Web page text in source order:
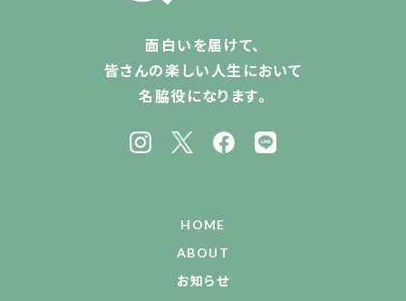
面白いを届けて、
皆さんの楽しい人生において
名脇役になります。
HOME
ABOUT
お知らせ